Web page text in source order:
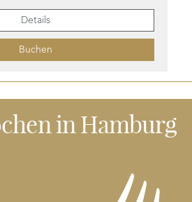
Details
Buchen
in Hamburg